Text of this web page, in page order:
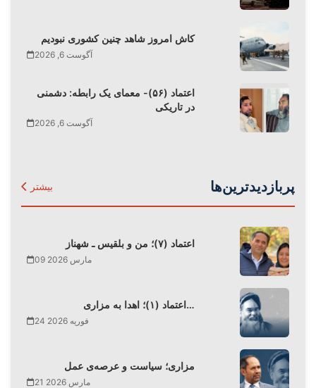
کاش امروز شاهد چنین کشوری نبودیم
آگوست 6, 2026
اعتماد (۵۶)- معمای یک رابطه: دشمنی
در تاریکی
آگوست 6, 2026
پربازدیدترین‌ها بیشتر
اعتماد (۷)؛ من و بلقیس ـ شهناز
09 مارس 2026
اعتماد (۱)؛ اهدا به مزاری…
24 فوریه 2026
مزاری؛ سیاست و عرصه‌ی عمل
21 مارس 2026